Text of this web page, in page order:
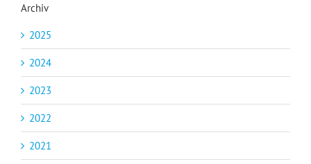
Archiv
2025
2024
2023
2022
2021